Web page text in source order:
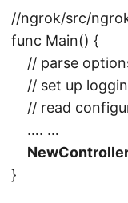
//ngrok/src/
func Main() {
// parse
// set up
// read
…. …
}